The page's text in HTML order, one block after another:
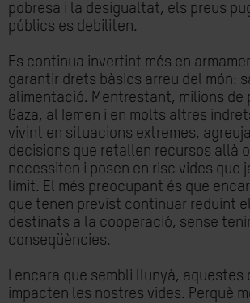
pobresa i la desigualtat, els preus
públics es debiliten.
Es continua invertint més en
garantir drets bàsics arreu del món:
alimentació. Mentrestant, milions de
Gaza, al Iemen i en molts altres
vivint en situacions extremes,
decisions que retallen recursos allà
necessiten i posen en risc vides que
límit. El més preocupant és que
que tenen previst continuar reduint
destinats a la cooperació, sense
conseqüències.
I encara que sembli llunyà,
impacten les nostres vides. Perquè